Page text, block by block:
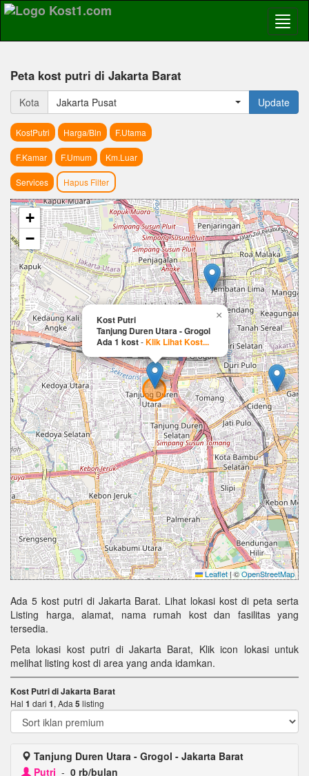
Peta kost putri di Jakarta Barat
Kota Jakarta Pusat Update
KostPutri Harga/Bln F.Utama
F.Kamar F.Umum Km.Luar
Services Hapus Filter
Kost Putri
Tanjung Duren Utara - Grogol
Ada 1 kost-Klik Lihat Kost...
×
+
−
Leaflet|©OpenStreetMap
Ada 5 kost putri di Jakarta Barat. Lihat lokasi kost di peta serta
Listing harga, alamat, nama rumah kost dan fasilitas yang
tersedia.
Peta lokasi kost putri di Jakarta Barat, Klik icon lokasi untuk
melihat listing kost di area yang anda idamkan.
Kost Putri di Jakarta Barat
Hal 1 dari 1, Ada 5 listing
Tanjung Duren Utara - Grogol - Jakarta Barat
Putri - 0 rb/bulan